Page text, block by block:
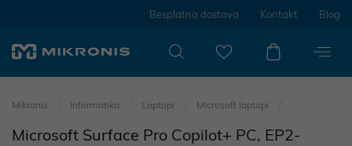
Besplatna dostava Kontakt Blog
Mikronis Informatika Laptopi Microsoft laptopi
Microsoft Surface Pro Copilot+ PC, EP2-